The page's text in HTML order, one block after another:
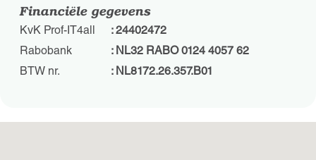
Financiële gegevens
KvK Prof-IT4all 24402472
Rabobank
NL32 RABO 0124 4057 62
BTW nr.
NL8172.26.357.B01